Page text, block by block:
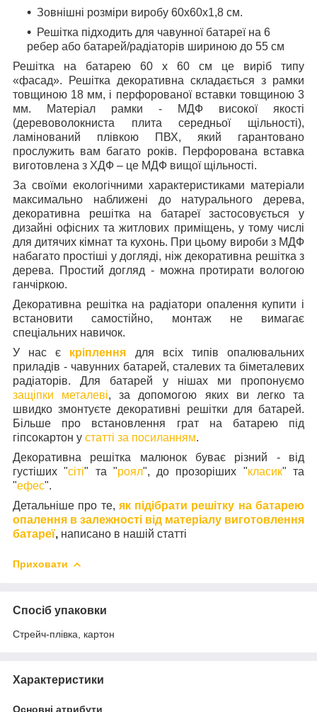
Зовнішні розміри виробу 60х60х1,8 см.
Решітка підходить для чавунної батареї на 6
ребер або батарей/радіаторів шириною до 55 см
Решітка на батарею 60 х 60 см це виріб типу
«фасад».
Решітка декоративна складається з рамки
товщиною 18 мм, і перфорованої вставки товщиною 3
мм. Матеріал рамки - МДФ високої якості
(деревоволокниста плита середньої щільності),
ламінований плівкою ПВХ, який гарантовано
прослужить вам багато років. Перфорована вставка
виготовлена з ХДФ – це МДФ вищої щільності.
За своїми екологічними характеристиками матеріали
максимально наближені до натурального дерева,
декоративна решітка на батареї застосовується у
дизайні офісних та житлових приміщень, у тому числі
для дитячих кімнат та кухонь. При цьому вироби з МДФ
набагато простіші у догляді, ніж декоративна решітка з
дерева. Простий догляд - можна протирати вологою
ганчіркою.
Декоративна решітка на радіатори опалення купити і
встановити самостійно, монтаж не вимагає
спеціальних навичок.
У нас є кріплення для всіх типів опалювальних
приладів - чавунних батарей, сталевих та біметалевих
радіаторів. Для батарей у нішах ми пропонуємо
защіпки металеві, за допомогою яких ви легко та
швидко змонтуєте декоративні решітки для батарей.
Більше про встановлення грат на батарею під
гіпсокартон у статті за посиланням.
Декоративна решітка малюнок буває різний - від
густіших "сіті" та "роял", до прозоріших "класик" та
"ефес".
Детальніше про те, як підібрати решітку на батарею
опалення в залежності від матеріалу виготовлення
батареї, написано в нашій статті
Приховати
Спосіб упаковки
Стрейч-плівка, картон
Характеристики
Основні атрибути